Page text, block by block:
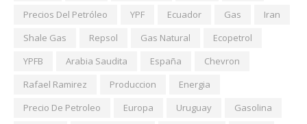
Precios Del Petróleo
YPF Ecuador Gas
Iran
Shale Gas
Repsol Gas Natural
Ecopetrol
YPFB
Arabia Saudita España
Chevron
Rafael Ramirez
Produccion
Energia
Precio De Petroleo
Europa Uruguay
Gasolina